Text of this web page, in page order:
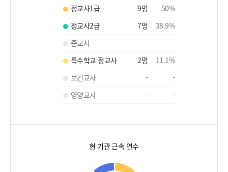
정교사1급
9명 50%
정교사2급
7명 38.9%
준교사
-
-
특수학교 정교사
2명 11.1%
보건교사
-
-
영양교사
- -
현 기관 근속 연수